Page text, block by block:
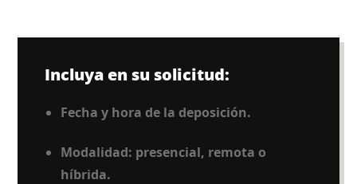
Incluya en su solicitud:
Fecha y hora de la deposición.
Modalidad: presencial, remota o
híbrida.